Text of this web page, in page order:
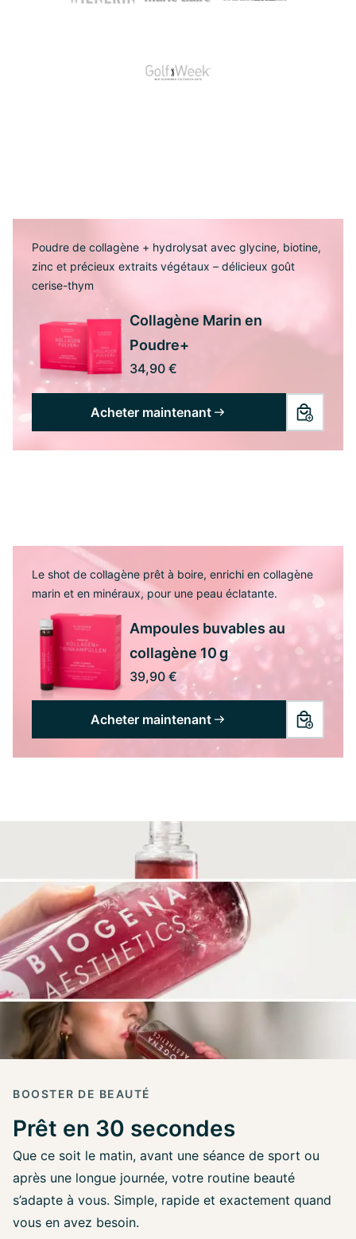
Poudre de collagène + hydrolysat avec glycine, biotine,
zinc et précieux extraits végétaux – délicieux goût
cerise-thym
Collagène Marin en
Poudre+
34,90 €
Acheter maintenant
Le shot de collagène prêt à boire, enrichi en collagène
marin et en minéraux, pour une peau éclatante.
Ampoules buvables au
collagène 10 g
39,90 €
Acheter maintenant
BOOSTER DE BEAUTÉ
Prêt en 30 secondes
Que ce soit le matin, avant une séance de sport ou
après une longue journée, votre routine beauté
s’adapte à vous. Simple, rapide et exactement quand
vous en avez besoin.